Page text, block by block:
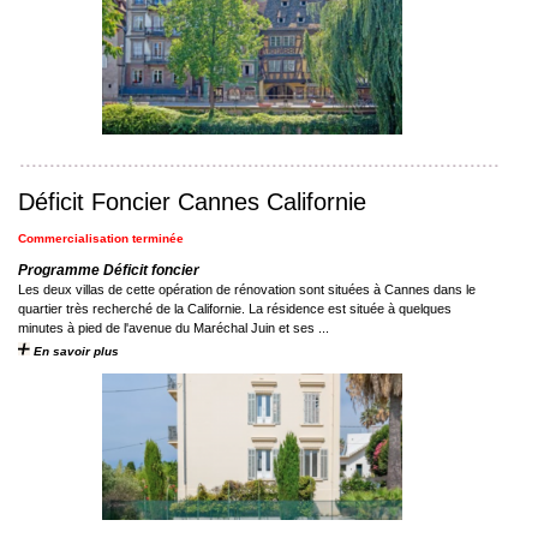
Déficit Foncier Cannes Californie
Commercialisation terminée
Programme Déficit foncier
Les deux villas de cette opération de rénovation sont situées à Cannes dans le
quartier très recherché de la Californie. La résidence est située à quelques
minutes à pied de l'avenue du Maréchal Juin et ses ...
En savoir plus